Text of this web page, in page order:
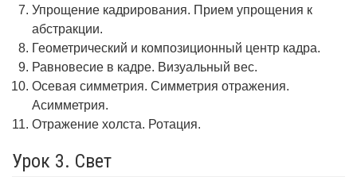
Упрощение кадрирования. Прием упрощения к
абстракции.
Геометрический и композиционный центр кадра.
Равновесие в кадре. Визуальный вес.
Осевая симметрия. Симметрия отражения.
Асимметрия.
Отражение холста. Ротация.
Урок 3. Свет